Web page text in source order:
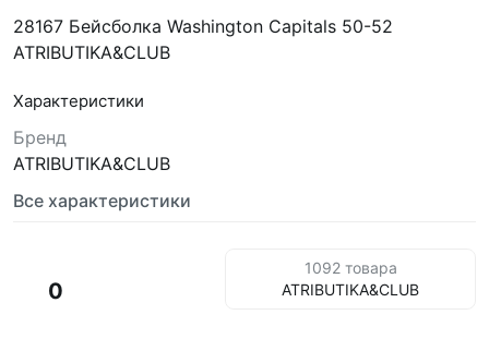
28167 Бейсболка Washington Capitals 50-52
ATRIBUTIKA&CLUB
Характеристики
Бренд
ATRIBUTIKA&CLUB
Все характеристики
0
1092 товара
ATRIBUTIKA&CLUB